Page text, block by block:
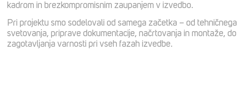
kadrom in brezkompromisnim zaupanjem v izvedbo.
Pri projektu smo sodelovali od samega začetka – od tehničnega
svetovanja, priprave dokumentacije, načrtovanja in montaže, do
zagotavljanja varnosti pri vseh fazah izvedbe.